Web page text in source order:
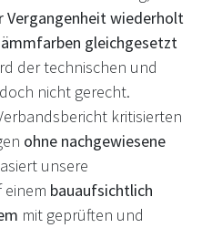
Vergangenheit wiederholt
gleichgesetzt
der technischen und
nicht gerecht.
kritisierten
ohne nachgewiesene
unsere
bauaufsichtlich
mit geprüften und